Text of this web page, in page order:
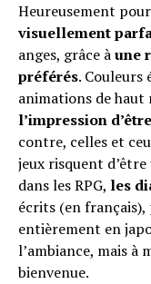
Heureusement
visuellement
anges, grâce àune
préférés. Couleurs
animations de
l’impression
contre, celles et
jeux risquent
dans les RPG, les
écrits (en
entièrement en
l’ambiance, mais à
bienvenue.